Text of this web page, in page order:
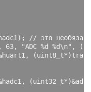
);
// это
, 63, "ADC %d %d\n" , (
huart1 , (uint8_t*)
hadc1 , (uint32_t*)&adc